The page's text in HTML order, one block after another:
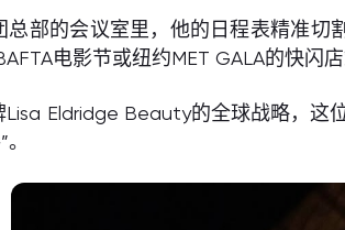
总部的会议室里，他的日程表精准
电影节或纽约MET GALA的快闪
Eldridge Beauty的全球战略，这